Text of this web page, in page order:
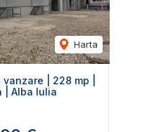
Harta
| 228 mp |
| Alba Iulia